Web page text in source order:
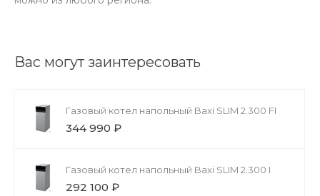
Вас могут заинтересовать
Газовый котел напольный Baxi SLIM 2.300 FI
344 990 ₽
Газовый котел напольный Baxi SLIM 2.300 I
292 100 ₽